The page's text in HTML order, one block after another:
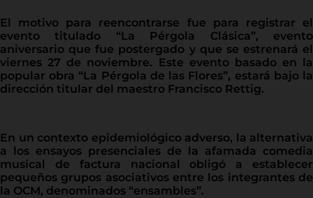
El motivo para reencontrarse fue para registrar el
evento titulado “La Pérgola Clásica”, evento
aniversario que fue postergado y que se estrenará el
viernes 27 de noviembre. Este evento basado en la
popular obra “La Pérgola de las Flores”, estará bajo la
dirección titular del maestro Francisco Rettig.
En un contexto epidemiológico adverso, la alternativa
a los ensayos presenciales de la afamada comedia
musical de factura nacional obligó a establecer
pequeños grupos asociativos entre los integrantes de
la OCM, denominados “ensambles”.